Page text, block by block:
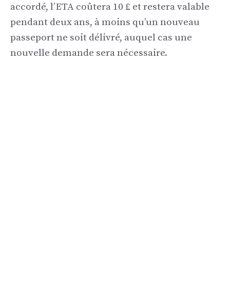
accordé, l’ETA coûtera 10 £ et restera valable
pendant deux ans, à moins qu’un nouveau
passeport ne soit délivré, auquel cas une
nouvelle demande sera nécessaire.